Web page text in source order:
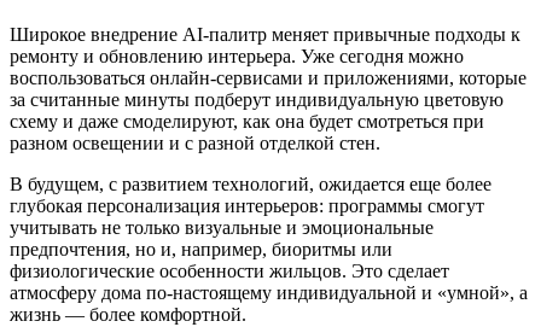
Широкое внедрение AI-палитр меняет привычные подходы к
ремонту и обновлению интерьера. Уже сегодня можно
воспользоваться онлайн-сервисами и приложениями, которые
за считанные минуты подберут индивидуальную цветовую
схему и даже смоделируют, как она будет смотреться при
разном освещении и с разной отделкой стен.
В будущем, с развитием технологий, ожидается еще более
глубокая персонализация интерьеров: программы смогут
учитывать не только визуальные и эмоциональные
предпочтения, но и, например, биоритмы или
физиологические особенности жильцов. Это сделает
атмосферу дома по-настоящему индивидуальной и «умной», а
жизнь — более комфортной.